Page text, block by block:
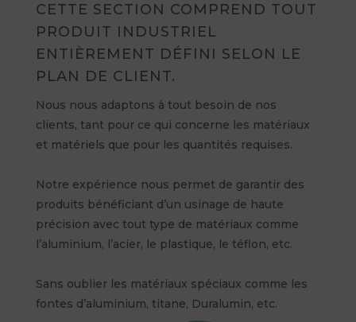
CETTE SECTION COMPREND TOUT
PRODUIT INDUSTRIEL
ENTIÈREMENT DÉFINI SELON LE
PLAN DE CLIENT.
Nous nous adaptons à tout besoin de nos
clients, tant pour ce qui concerne les matériaux
et matériels que pour les quantités requises.
Notre expérience nous permet de garantir des
produits bénéficiant d’un usinage de haute
précision avec tout type de matériaux comme
l’aluminium, l’acier, le plastique, le téflon, etc.
Sans oublier les matériaux spéciaux comme les
fontes d’aluminium, titane, Duralumin, etc.